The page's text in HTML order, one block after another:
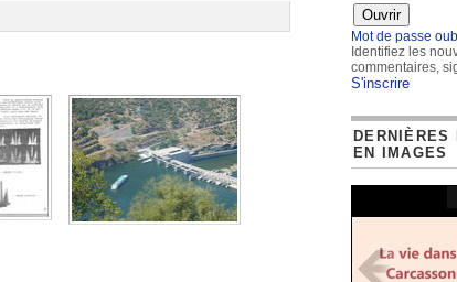
Mot de passe
Identifiez les
commentaires,
S'inscrire
DERNIÈRES
EN IMAGES